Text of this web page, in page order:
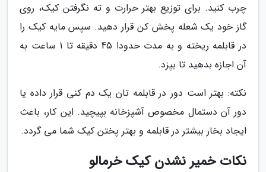
چرب کنید. برای توزیع بهتر حرارت و ته نگرفتن کیک، روی
گاز خود یک شعله پخش کن قرار دهید. سپس مایه کیک را
در قابلمه ریخته و به مدت حدودا 45 دقیقه تا 1 ساعت به
آن اجازه بدهید تا بپزد.
نکته: بهتر است دور در قابلمه تان یک دم کنی قرار داده یا
دور آن دستمال مخصوص آشپزخانه بپیچید. این کار، باعث
ایجاد بخار بیشتر در قابلمه و بهتر پختن کیک شما می گردد.
نکات خمیر نشدن کیک خرمالو